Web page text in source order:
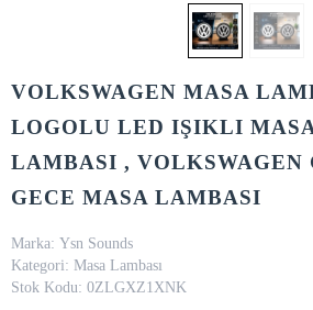
VOLKSWAGEN MASA
LOGOLU LED IŞIKLI
LAMBASI , VOLKSWAGEN
GECE MASA LAMBASI
Marka: Ysn Sounds
Kategori: Masa Lambası
Stok Kodu: 0ZLGXZ1XNK